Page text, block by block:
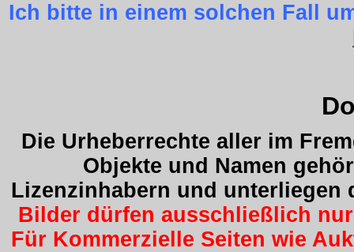
Ich bitte in einem solchen Fall
Die Urheberrechte aller im
Objekte und Namen
Lizenzinhabern und unterliegen
Bilder dürfen ausschließlich
Für Kommerzielle Seiten wie